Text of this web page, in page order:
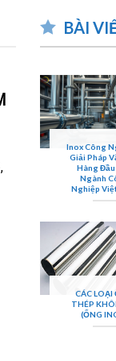
TY TNHH CÔNG
0936.41.5758
BÀI
Inox Công
Giải Pháp
Hàng Đầu
Ngành
Nghiệp
CÁC LOẠI
THÉP
(ỐNG